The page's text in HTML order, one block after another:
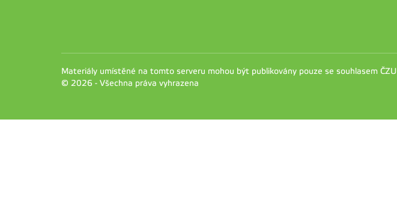
Materiály umístěné na tomto serveru mohou být publikovány pouze se souhlasem ČZU
© 2026 - Všechna práva vyhrazena